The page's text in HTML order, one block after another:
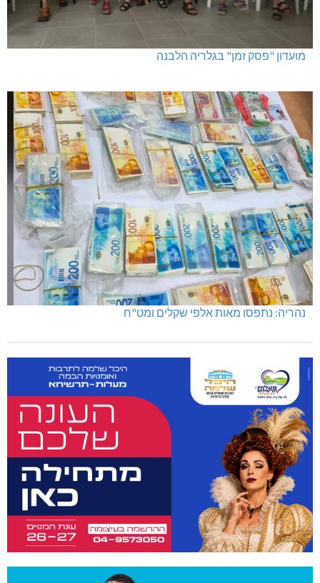
מועדון "פסק זמן" בגלריה הלבנה
נהריה: נתפסו מאות אלפי שקלים ומט"ח